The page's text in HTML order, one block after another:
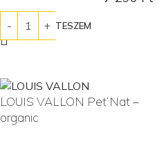
KOSÁRBA TESZEM
LOUIS VALLON Pet’Nat –
organic